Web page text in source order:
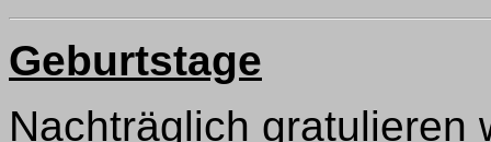
Geburtstage
Nachträglich gratulieren